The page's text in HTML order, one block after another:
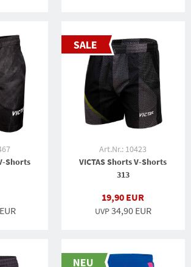
Shorts
Art.Nr.: 10423
VICTAS Shorts V-Shorts
313
19,90 EUR
UVP34,90 EUR